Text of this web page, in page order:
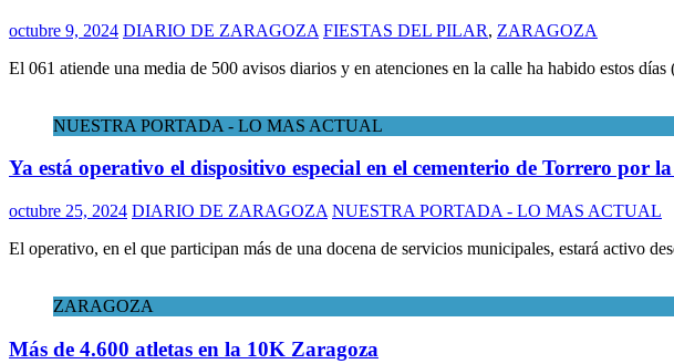
octubre 9, 2024 DIARIO DE ZARAGOZA FIESTAS DEL PILAR, ZARAGOZA
El 061 atiende una media de 500 avisos diarios y en atenciones en la calle ha habido estos
NUESTRA PORTADA - LO MAS ACTUAL
Ya está operativo el dispositivo especial en el cementerio de Torrero por
octubre 25, 2024 DIARIO DE ZARAGOZA NUESTRA PORTADA - LO MAS ACTUAL
El operativo, en el que participan más de una docena de servicios municipales, estará activo
ZARAGOZA
Más de 4.600 atletas en la 10K Zaragoza